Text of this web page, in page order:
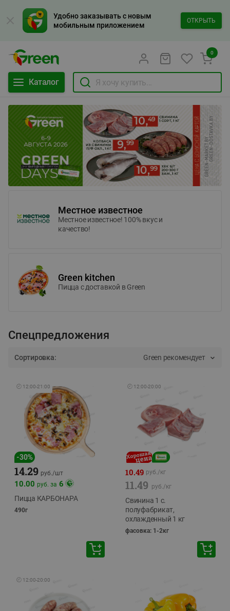
Удобно заказывать с новым
мобильным приложением
ОТКРЫТЬ
Каталог
0
Местное известное
Местное известное! 100% вкус и
качество!
Green kitchen
Пицца c доставкой в Green
Спецпредложения
Сортировка: Green рекомендует
🕘 12:00-21:00
-30%
14.29 руб./шт
10.00 руб. за 6
Пицца КАРБОНАРА
490г
🕘 12:00-20:00
10.49 руб./кг
11.49 руб./кг
Свинина 1 с.
полуфабрикат,
охлажденный 1 кг
фасовка: 1-2кг
🕘 12:00-20:00